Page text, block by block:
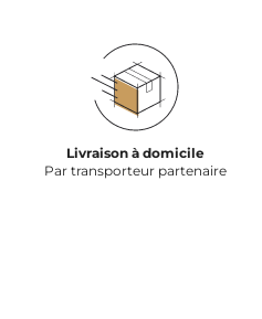
Livraison à domicile
Par transporteur partenaire